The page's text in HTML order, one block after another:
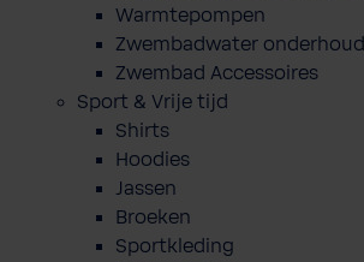
Warmtepompen
Zwembadwater onderhoud
Zwembad Accessoires
Sport & Vrije tijd
Shirts
Hoodies
Jassen
Broeken
Sportkleding